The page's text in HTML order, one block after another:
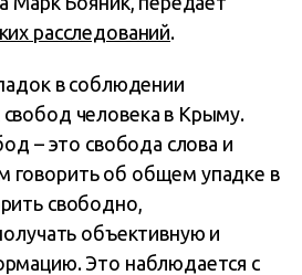
расследований.
в соблюдении
человека в Крыму.
– это свобода слова и
об общем упадке в
свободно,
объективную и
Это наблюдается с